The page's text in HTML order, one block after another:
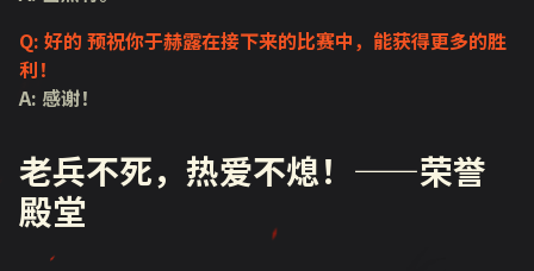
Q: 好的 预祝你于赫露在接下来的比赛中，能获得更多的胜
利！
A: 感谢！
老兵不死，热爱不熄！——荣誉
殿堂